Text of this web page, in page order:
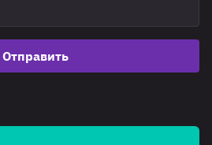
Отправить